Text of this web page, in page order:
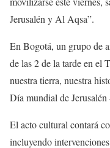
Jerusalén y Al Aqsa”.
En Bogotá, un grupo de
de las 2 de la tarde en el
nuestra tierra, nuestra
Día mundial de
El acto cultural contará
incluyendo